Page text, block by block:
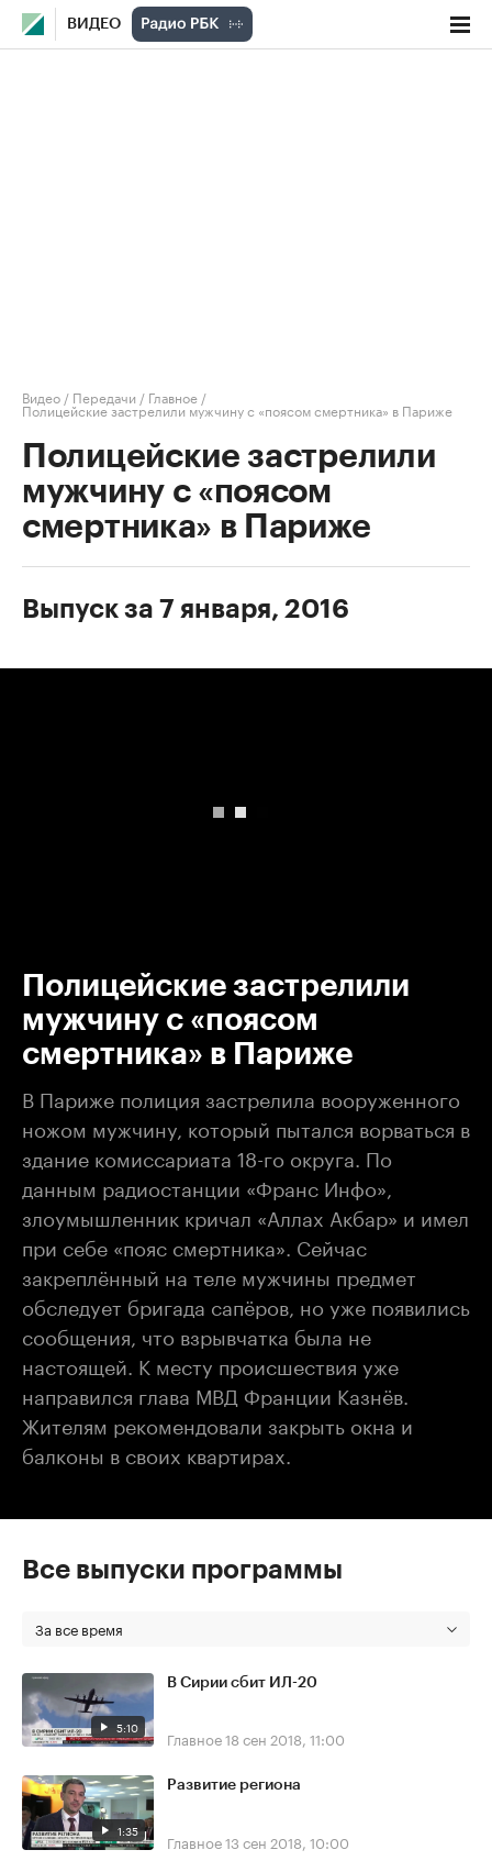
ВИДЕО
Видео / Передачи / Главное /
Полицейские застрелили мужчину с «поясом смертника» в Париже
Полицейские застрелили
мужчину с «поясом
смертника» в Париже
Выпуск за 7 января, 2016
Полицейские застрелили
мужчину с «поясом
смертника» в Париже
В Париже полиция застрелила вооруженного
ножом мужчину, который пытался ворваться в
здание комиссариата 18-го округа. По
данным радиостанции «Франс Инфо»,
злоумышленник кричал «Аллах Акбар» и имел
при себе «пояс смертника». Сейчас
закреплённый на теле мужчины предмет
обследует бригада сапёров, но уже появились
сообщения, что взрывчатка была не
настоящей. К месту происшествия уже
направился глава МВД Франции Казнёв.
Жителям рекомендовали закрыть окна и
балконы в своих квартирах.
Все выпуски программы
За все время
5:10
В Сирии сбит ИЛ-20
Главное18 сен 2018, 11:00
1:35
Развитие региона
Главное13 сен 2018, 10:00